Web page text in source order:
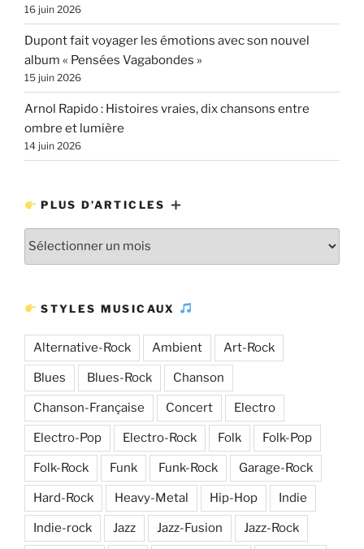
16 juin 2026
Dupont fait voyager les émotions avec son nouvel
album « Pensées Vagabondes »
15 juin 2026
Arnol Rapido : Histoires vraies, dix chansons entre
ombre et lumière
14 juin 2026
PLUS D’ARTICLES
STYLES MUSICAUX
Alternative-Rock Ambient Art-Rock
Blues Blues-Rock Chanson
Chanson-Française Concert Electro
Electro-Pop Electro-Rock Folk Folk-Pop
Folk-Rock Funk Funk-Rock Garage-Rock
Hard-Rock Heavy-Metal Hip-Hop Indie
Indie-rock Jazz Jazz-Fusion Jazz-Rock